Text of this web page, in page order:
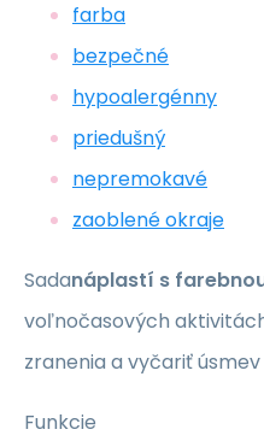
farba
bezpečné
hypoalergénny
priedušný
nepremokavé
zaoblené okraje
Sadanáplastí s
voľnočasových
zranenia a vyčariť
Funkcie